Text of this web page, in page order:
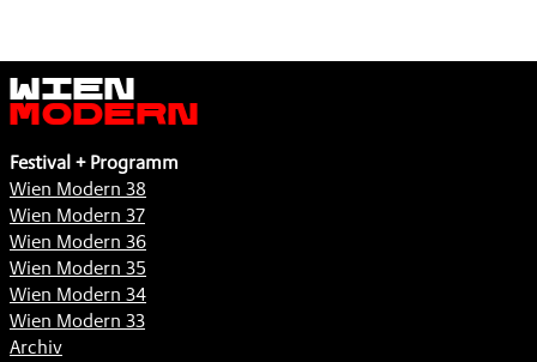
Wien
Modern
Festival + Programm
Wien Modern 38
Wien Modern 37
Wien Modern 36
Wien Modern 35
Wien Modern 34
Wien Modern 33
Archiv